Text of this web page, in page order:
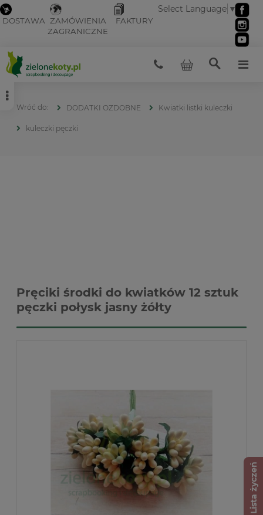
DOSTAWA ZAMÓWIENIA
ZAGRANICZNE
FAKTURY
Select Language ▼
DODATKI OZDOBNE Kwiatki listki kuleczki
kuleczki pęczki
Pręciki środki do kwiatków 12 sztuk
pęczki połysk jasny żółty
Lista życzeń